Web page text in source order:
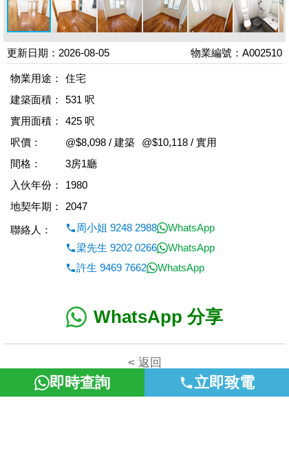
更新日期：2026-08-05 物業編號：A002510
物業用途：
住宅
建築面積：
531 呎
實用面積：
425 呎
呎價：
@$8,098 / 建築
@$10,118 / 實用
間格：
3房1廳
入伙年份：
1980
地契年期：
2047
聯絡人：
周小姐 9248 2988
WhatsApp
梁先生 9202 0266
WhatsApp
許生 9469 7662
WhatsApp
WhatsApp 分享
< 返回
即時查詢 立即致電
本網頁所提供資料僅作參考用途。若因錯漏而引致任何不便或損